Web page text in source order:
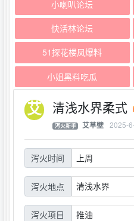
小喇叭论坛
快活林论坛
51探花楼凤爆料
小姐黑料吃瓜
清浅水界柔式
泻火新手 艾草壁 2025-
泻火时间 上周
泻火地点 清浅水界
泻火项目 推油